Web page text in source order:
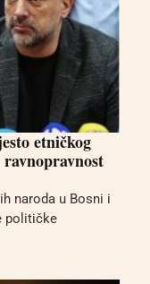
etničkog
naroda u Bosni i
političke